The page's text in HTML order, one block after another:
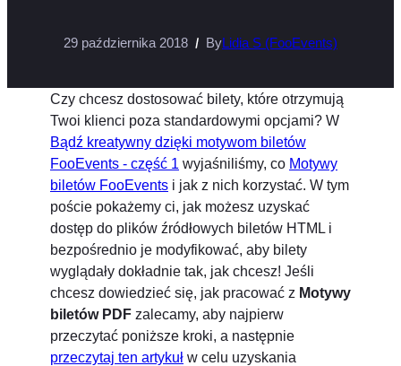
29 października 2018 ByLidia S (FooEvents)
Czy chcesz dostosować bilety, które otrzymują
Twoi klienci poza standardowymi opcjami? W
Bądź kreatywny dzięki motywom biletów
FooEvents - część 1 wyjaśniliśmy, co Motywy
biletów FooEvents i jak z nich korzystać. W tym
poście pokażemy ci, jak możesz uzyskać
dostęp do plików źródłowych biletów HTML i
bezpośrednio je modyfikować, aby bilety
wyglądały dokładnie tak, jak chcesz! Jeśli
chcesz dowiedzieć się, jak pracować z Motywy
biletów PDF zalecamy, aby najpierw
przeczytać poniższe kroki, a następnie
przeczytaj ten artykuł w celu uzyskania